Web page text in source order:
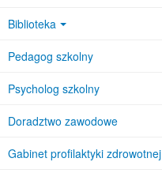
Biblioteka
Pedagog szkolny
Psycholog szkolny
Doradztwo zawodowe
Gabinet profilaktyki zdrowotnej